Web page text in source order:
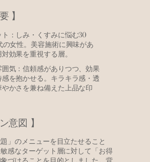
】
ト：しみ・くすみに悩む30
の女性。美容施術に興味があ
効果を重視する層。
気：信頼感がありつつ、効果
を抱かせる。キラキラ感・透
かさを兼ね備えた上品な印
意図 】
題」のメニューを目立たせること
感なターゲット層に対して「お得